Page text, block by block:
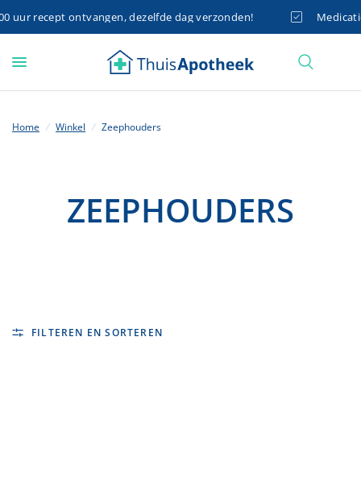
uur recept ontvangen, dezelfde dag verzonden!
Home / Winkel / Zeephouders
ZEEPHOUDERS
FILTEREN EN SORTEREN